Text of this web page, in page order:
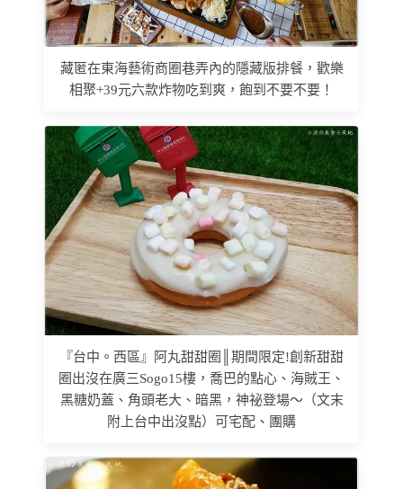
藏匿在東海藝術商圈巷弄內的隱藏版排餐，歡樂
相聚+39元六款炸物吃到爽，飽到不要不要！
『台中。西區』阿丸甜甜圈║期間限定!創新甜甜
圈出沒在廣三Sogo15樓，喬巴的點心、海賊王、
黑糖奶蓋、角頭老大、暗黑，神祕登場～（文末
附上台中出沒點）可宅配、團購